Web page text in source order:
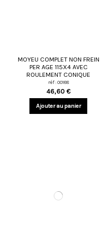
MOYEU COMPLET NON FREIN
PER AGE 115X4 AVEC
ROULEMENT CONIQUE
réf : 00188
46,60 €
Ajouter au panier